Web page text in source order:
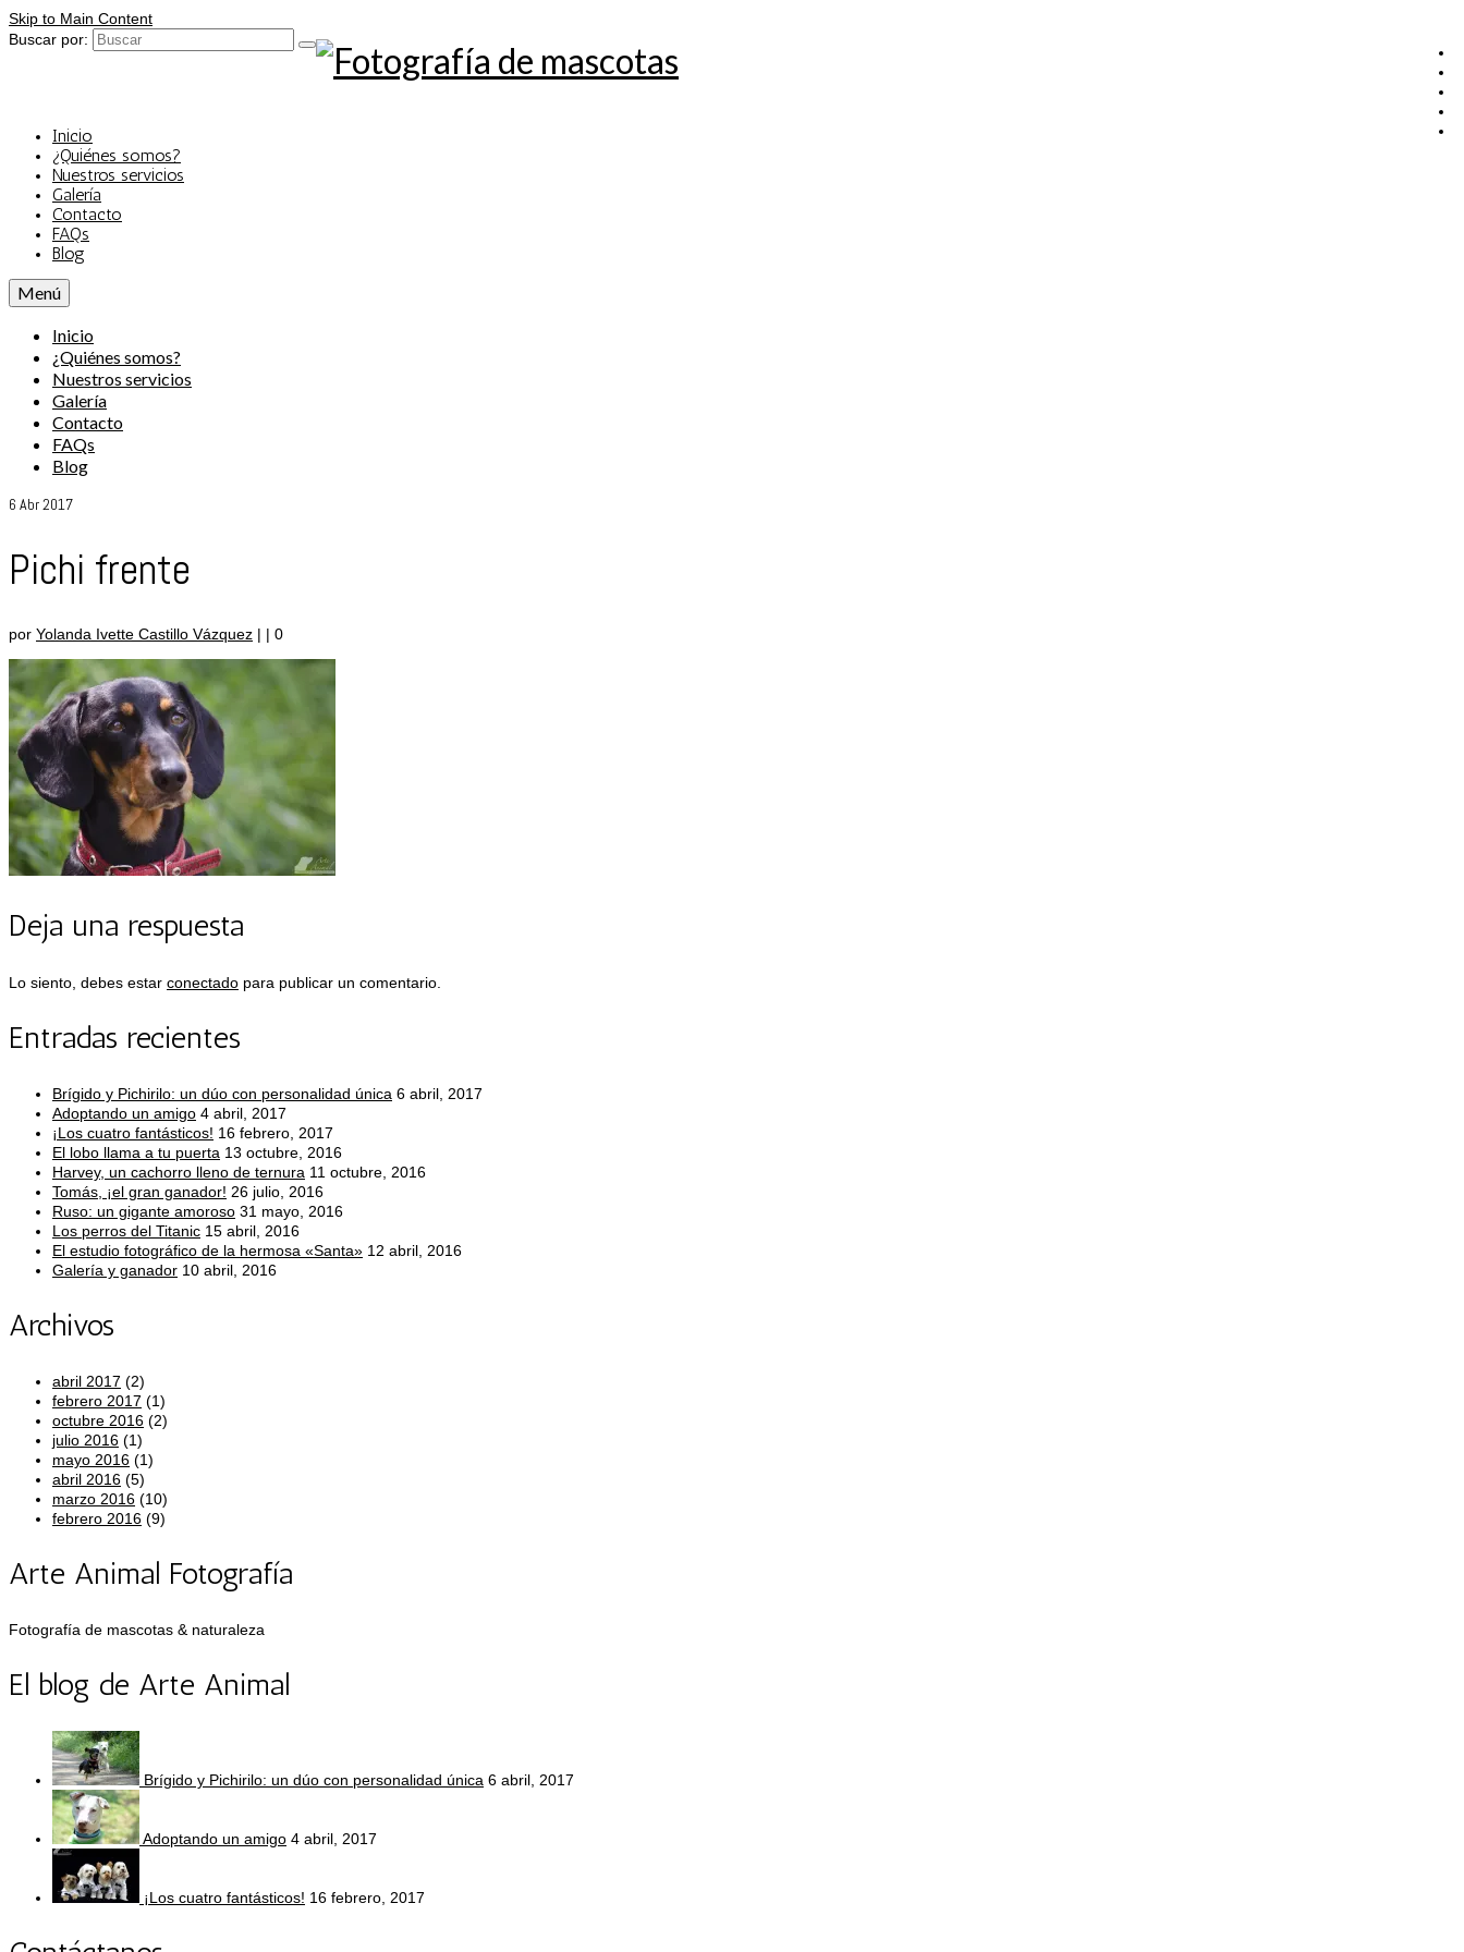
Skip to Main Content
Buscar por:
Inicio
¿Quiénes somos?
Nuestros servicios
Galería
Contacto
FAQs
Blog
Menú
Inicio
¿Quiénes somos?
Nuestros servicios
Galería
Contacto
FAQs
Blog
6 Abr 2017
Pichi frente
por Yolanda Ivette Castillo Vázquez | | 0
Deja una respuesta
Lo siento, debes estar conectado para publicar un comentario.
Entradas recientes
Brígido y Pichirilo: un dúo con personalidad única 6 abril, 2017
Adoptando un amigo 4 abril, 2017
¡Los cuatro fantásticos! 16 febrero, 2017
El lobo llama a tu puerta 13 octubre, 2016
Harvey, un cachorro lleno de ternura 11 octubre, 2016
Tomás, ¡el gran ganador! 26 julio, 2016
Ruso: un gigante amoroso 31 mayo, 2016
Los perros del Titanic 15 abril, 2016
El estudio fotográfico de la hermosa «Santa» 12 abril, 2016
Galería y ganador 10 abril, 2016
Archivos
abril 2017 (2)
febrero 2017 (1)
octubre 2016 (2)
julio 2016 (1)
mayo 2016 (1)
abril 2016 (5)
marzo 2016 (10)
febrero 2016 (9)
Arte Animal Fotografía
Fotografía de mascotas & naturaleza
El blog de Arte Animal
Brígido y Pichirilo: un dúo con personalidad única 6 abril, 2017
Adoptando un amigo 4 abril, 2017
¡Los cuatro fantásticos! 16 febrero, 2017